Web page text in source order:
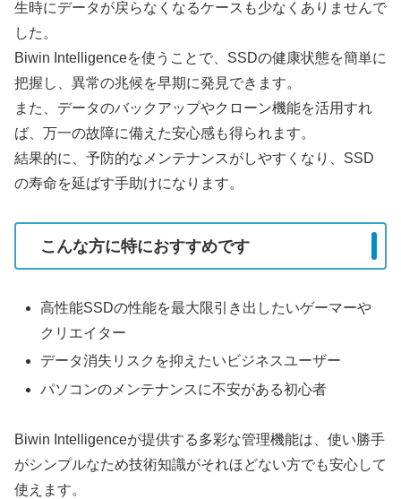
生時にデータが戻らなくなるケースも少なくありませんで
した。
Biwin Intelligenceを使うことで、SSDの健康状態を簡単に
把握し、異常の兆候を早期に発見できます。
また、データのバックアップやクローン機能を活用すれ
ば、万一の故障に備えた安心感も得られます。
結果的に、予防的なメンテナンスがしやすくなり、SSD
の寿命を延ばす手助けになります。
こんな方に特におすすめです
高性能SSDの性能を最大限引き出したいゲーマーや
クリエイター
データ消失リスクを抑えたいビジネスユーザー
パソコンのメンテナンスに不安がある初心者
Biwin Intelligenceが提供する多彩な管理機能は、使い勝手
がシンプルなため技術知識がそれほどない方でも安心して
使えます。